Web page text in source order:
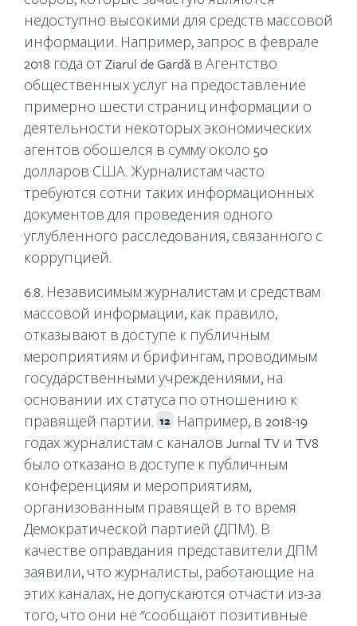
недоступно высокими для средств массовой
информации. Например, запрос в феврале
2018 года от Ziarul de Gardă в Агентство
общественных услуг на предоставление
примерно шести страниц информации о
деятельности некоторых экономических
агентов обошелся в сумму около 50
долларов США. Журналистам часто
требуются сотни таких информационных
документов для проведения одного
углубленного расследования, связанного с
коррупцией.
6.8. Независимым журналистам и средствам
массовой информации, как правило,
отказывают в доступе к публичным
мероприятиям и брифингам, проводимым
государственными учреждениями, на
основании их статуса по отношению к
правящей партии. 12 Например, в 2018-19
годах журналистам с каналов Jurnal TV и TV8
было отказано в доступе к публичным
конференциям и мероприятиям,
организованным правящей в то время
Демократической партией (ДПМ). В
качестве оправдания представители ДПМ
заявили, что журналисты, работающие на
этих каналах, не допускаются отчасти из-за
того, что они не "сообщают позитивные